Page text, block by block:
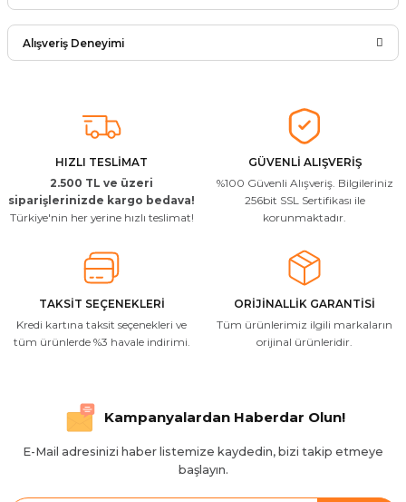
Ürün hakkında henüz soru sorulmamış.
Alışveriş Deneyimi
herkese tavsiye ederim
Uygun kaliteli
T... Ç... | 15/01/2026
Resimde gördüğünüz bire bir geliyor
M... A... | 03/10/2025
İlgili hızlı ve sağlam kargo tşk.ederim
Hızlı ve düzgün gönderim, teşekkür.
HIZLI TESLİMAT
2.500 TL ve üzeri
siparişlerinizde kargo bedava!
Türkiye'nin her yerine hızlı teslimat!
GÜVENLİ ALIŞVERİŞ
%100 Güvenli Alışveriş. Bilgileriniz
256bit SSL Sertifikası ile
korunmaktadır.
TAKSİT SEÇENEKLERİ
Kredi kartına taksit seçenekleri ve
tüm ürünlerde %3 havale indirimi.
ORİJİNALLİK GARANTİSİ
Tüm ürünlerimiz ilgili markaların
orijinal ürünleridir.
Kampanyalardan Haberdar Olun!
E-Mail adresinizi haber listemize kaydedin, bizi takip etmeye
başlayın.